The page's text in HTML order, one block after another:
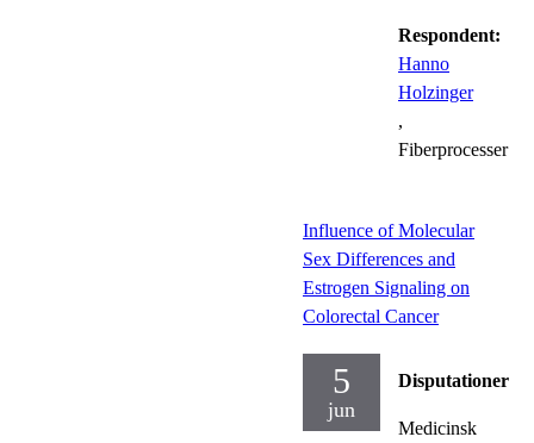
Respondent:
Hanno
Holzinger
,
Fiberprocesser
Influence of Molecular
Sex Differences and
Estrogen Signaling on
Colorectal Cancer
5
jun
Disputationer
Medicinsk